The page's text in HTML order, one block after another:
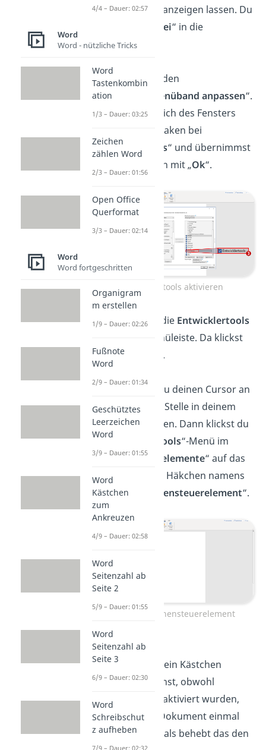
Entwicklertools anzeigen lassen. Du
Datei“ in die
„Optionen
Dort findest du den
Unterpunkt „
Menüband anpassen“.
Im rechten Bereich des Fensters
setzt du einen Haken bei
„Entwicklertools“ und übernimmst
die Einstellungen mit „Ok“.
Entwicklertools aktivieren
Jetzt findest du die Entwicklertools
oben in der Menüleiste. Da klickst
du einmal drauf.
Danach musst du deinen Cursor an
die gewünschte Stelle in deinem
Dokument setzten. Dann klickst du
im „Entwicklertools“-Menü im
Bereich „Steuerelemente“ auf das
Symbol mit dem Häkchen namens
„Kontrollkästchensteuerelement“.
Kontrollkästchensteuerelement
Tipp: Wenn du kein Kästchen
hinzufügen kannst, obwohl
Entwicklertools aktiviert wurden,
solltest du das Dokument einmal
speichern. Oftmals behebt das den
4/4 – Dauer: 02:57
Word
Word - nützliche Tricks
Word
Tastenkombin
ation
1/3 – Dauer: 03:25
Zeichen
zählen Word
2/3 – Dauer: 01:56
Open Office
Querformat
3/3 – Dauer: 02:14
Word
Word fortgeschritten
Organigram
m erstellen
1/9 – Dauer: 02:26
Fußnote
Word
2/9 – Dauer: 01:34
Geschütztes
Leerzeichen
Word
3/9 – Dauer: 01:55
Word
Kästchen
zum
Ankreuzen
4/9 – Dauer: 02:58
Word
Seitenzahl ab
Seite 2
5/9 – Dauer: 01:55
Word
Seitenzahl ab
Seite 3
6/9 – Dauer: 02:30
Word
Schreibschut
z aufheben
7/9 – Dauer: 02:32